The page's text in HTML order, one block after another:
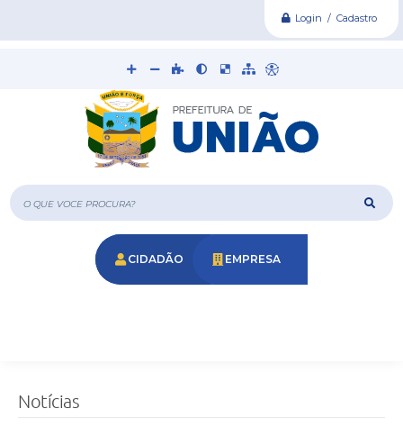
Login / Cadastro
O que voce procura?
CIDADÃO EMPRESA
Notícias